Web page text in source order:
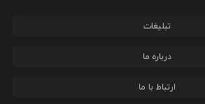
تبلیغات
درباره ما
ارتباط با ما